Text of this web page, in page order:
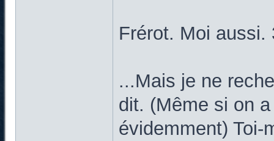
Frérot. Moi aussi.
...Mais je ne
dit. (Même si on
évidemment) Toi-